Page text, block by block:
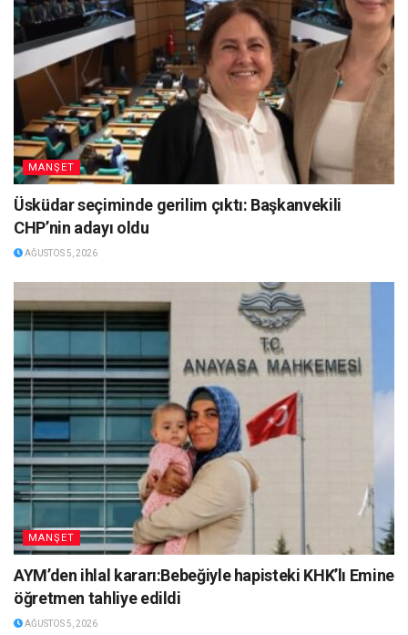
MANŞET
Üsküdar seçiminde gerilim çıktı: Başkanvekili
CHP’nin adayı oldu
AĞUSTOS 5, 2026
MANŞET
AYM’den ihlal kararı:Bebeğiyle hapisteki KHK’lı Emine
öğretmen tahliye edildi
AĞUSTOS 5, 2026